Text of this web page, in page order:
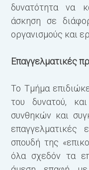
δυνατότητα να
άσκηση σε
οργανισμούς και
Επαγγελματικές
Το Τμήμα
του δυνατού,
συνθηκών και
επαγγελματικές
σπουδή της
όλα σχεδόν τα